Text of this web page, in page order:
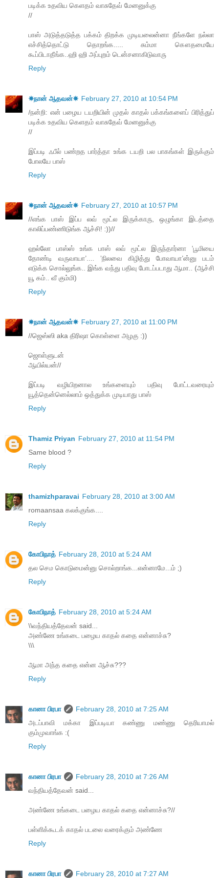
படிக்க உதவிய கெளதம் வாசுதேவ் மேனனுக்கு
//
பாஸ் அடுத்தடுத்த பக்கம் திறக்க முடியலைன்னா நீங்களே நல்லா
எச்சித்தொட்டு தொறங்க..... சும்மா கௌதமையே
கூப்பிடாதீங்க..ஹி ஹி அப்புறம் டென்சனாகிடுவாரு
Reply
☀நான் ஆதவன்☀ February 27, 2010 at 10:54 PM
/நன்றி: என் பழைய டயறியின் முதல் காதல் பக்கங்களைப் பிரித்துப்
படிக்க உதவிய கெளதம் வாசுதேவ் மேனனுக்கு
//
இப்படி ஃபீல் பண்றத பார்த்தா உங்க டயறி பல பாகங்கள் இருக்கும்
போலயே பாஸ்
Reply
☀நான் ஆதவன்☀ February 27, 2010 at 10:57 PM
//எங்க பாஸ் இப்ப லவ் மூட்ல இருக்காரு, ஒழுங்கா இடத்தை
காலிப்பண்ணிடுங்க ஆச்சி! :))//
ஹல்லோ பாஸ்ஸ் உங்க பாஸ் லவ் மூட்ல இருந்தார்னா ’பூமியை
தோண்டி வருவாயா’.... ’நிலவை கிழித்து போவாயா’ன்னு படம்
எடுக்க சொல்லுங்க.. இங்க வந்து பதிவு போடப்படாது ஆமா.. (ஆச்சி
யூ கம்.. வீ கும்மி)
Reply
☀நான் ஆதவன்☀ February 27, 2010 at 11:00 PM
//ஜெஸ்ஸி aka திரிஷா கொள்ளை அழகு :))
ஜொள்ளுடன்
ஆயில்யன்//
இப்படி வழியிறனால உங்களையும் பதிவு போட்டவரையும்
யூத்தென்னெல்லாம் ஒத்துக்க முடியாது பாஸ்
Reply
Thamiz Priyan February 27, 2010 at 11:54 PM
Same blood ?
Reply
thamizhparavai February 28, 2010 at 3:00 AM
romaansaa கலக்குங்க....
Reply
கோபிநாத் February 28, 2010 at 5:24 AM
தல செம கொடுமைன்னு சொல்றாங்க...என்னாமே...ம் ;)
Reply
கோபிநாத் February 28, 2010 at 5:24 AM
\\வந்தியத்தேவன் said...
அண்ணே உங்கடை பழைய காதல் கதை என்னாச்சு?
\\\
ஆமா அந்த கதை என்ன ஆச்சு???
Reply
கானா பிரபா
February 28, 2010 at 7:25 AM
அடப்பாவி மக்கா இப்படியா கண்ணு மண்ணு தெரியாமல்
கும்முவாங்க :(
Reply
கானா பிரபா
February 28, 2010 at 7:26 AM
வந்தியத்தேவன் said...
அண்ணே உங்கடை பழைய காதல் கதை என்னாச்சு?//
பள்ளிக்கூடக் காதல் படலை வரைக்கும் அண்ணே
Reply
கானா பிரபா
February 28, 2010 at 7:27 AM